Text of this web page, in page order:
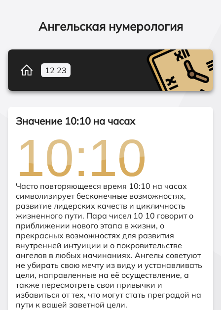
Ангельская нумерология
12 23
Значение 10:10 на часах
10:10
10:10
Часто повторяющееся время 10:10 на часах
символизирует бесконечные возможностях,
развитие лидерских качеств и цикличность
жизненного пути. Пара чисел 10 10 говорит о
приближении нового этапа в жизни, о
прекрасных возможностях для развития
внутренней интуиции и о покровительстве
ангелов в любых начинаниях. Ангелы советуют
не убирать свою мечту из виду и устанавливать
цели, направленные на её осуществление, а
также пересмотреть свои привычки и
избавиться от тех, что могут стать преградой на
пути к вашей заветной цели.